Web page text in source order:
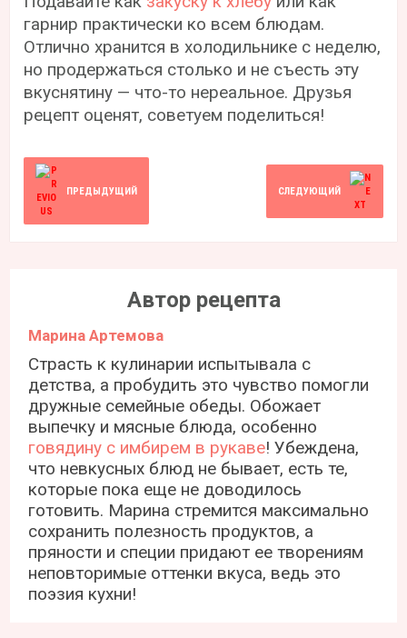
гарнир практически ко всем блюдам.
Отлично хранится в холодильнике с неделю,
но продержаться столько и не съесть эту
вкуснятину — что-то нереальное. Друзья
рецепт оценят, советуем поделиться!
ПРЕДЫДУЩИЙ СЛЕДУЮЩИЙ
Автор рецепта
Марина Артемова
Страсть к кулинарии испытывала с
детства, а пробудить это чувство помогли
дружные семейные обеды. Обожает
выпечку и мясные блюда, особенно
говядину с имбирем в рукаве! Убеждена,
что невкусных блюд не бывает, есть те,
которые пока еще не доводилось
готовить. Марина стремится максимально
сохранить полезность продуктов, а
пряности и специи придают ее творениям
неповторимые оттенки вкуса, ведь это
поэзия кухни!